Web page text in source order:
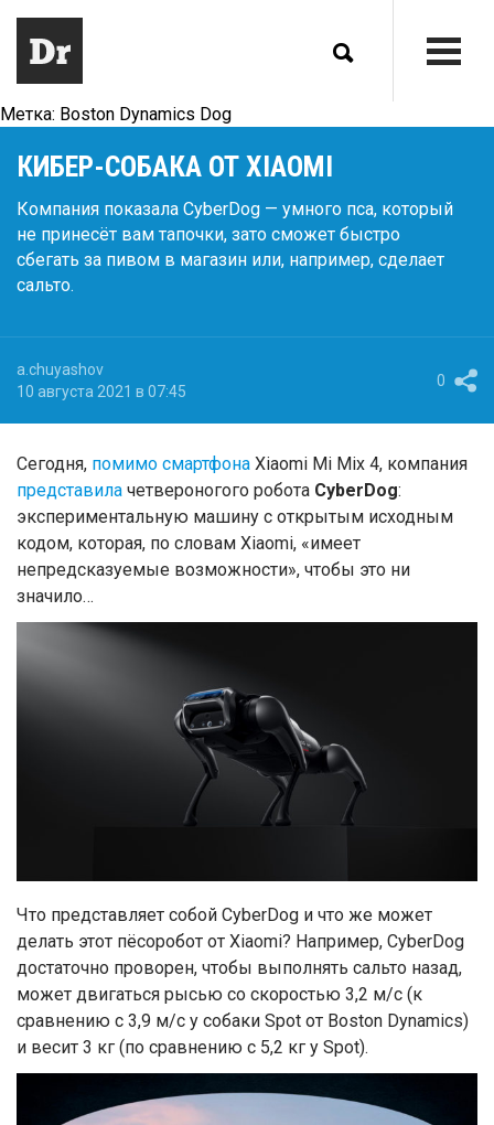
Метка: Boston Dynamics Dog
КИБЕР-СОБАКА ОТ XIAOMI
Компания показала CyberDog — умного пса, который
не принесёт вам тапочки, зато сможет быстро
сбегать за пивом в магазин или, например, сделает
сальто.
a.chuyashov
10 августа 2021 в 07:45
0
Сегодня, помимо смартфона Xiaomi Mi Mix 4, компания
представила четвероногого робота CyberDog:
экспериментальную машину с открытым исходным
кодом, которая, по словам Xiaomi, «имеет
непредсказуемые возможности», чтобы это ни
значило…
Что представляет собой CyberDog и что же может
делать этот пёсоробот от Xiaomi? Например, CyberDog
достаточно проворен, чтобы выполнять сальто назад,
может двигаться рысью со скоростью 3,2 м/с (к
сравнению с 3,9 м/с у собаки Spot от Boston Dynamics)
и весит 3 кг (по сравнению с 5,2 кг у Spot).